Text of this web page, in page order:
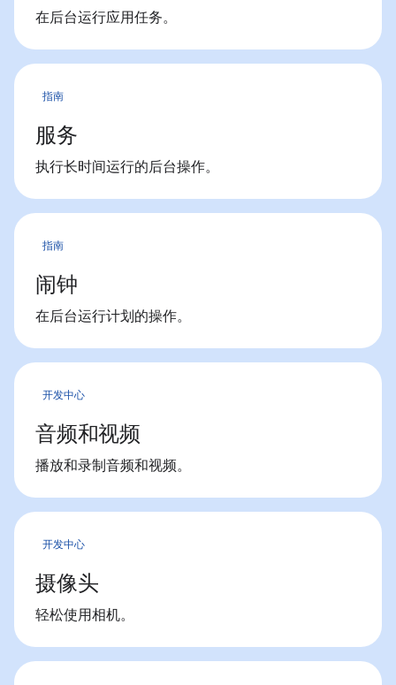
在后台运行应用任务。
指南
服务
执行长时间运行的后台操作。
指南
闹钟
在后台运行计划的操作。
开发中心
音频和视频
播放和录制音频和视频。
开发中心
摄像头
轻松使用相机。